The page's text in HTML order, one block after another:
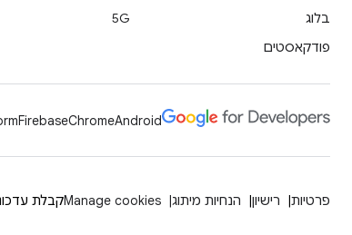
בלוג
פודקאסטים
5G
Android
Chrome
Firebase
פרטיות רישיון הנחיות מיתוג Manage cookiesקבלת